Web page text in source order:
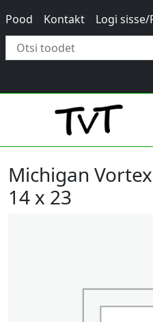
Pood Kontakt Logi
Michigan
14 x 23